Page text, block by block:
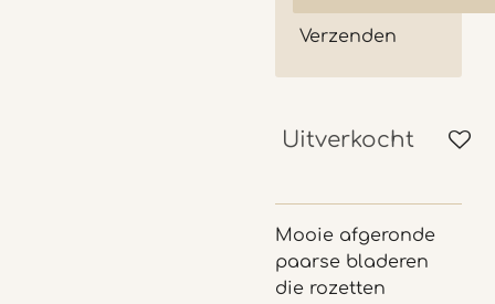
Verzenden
Uitverkocht
Mooie afgeronde
paarse bladeren
die rozetten